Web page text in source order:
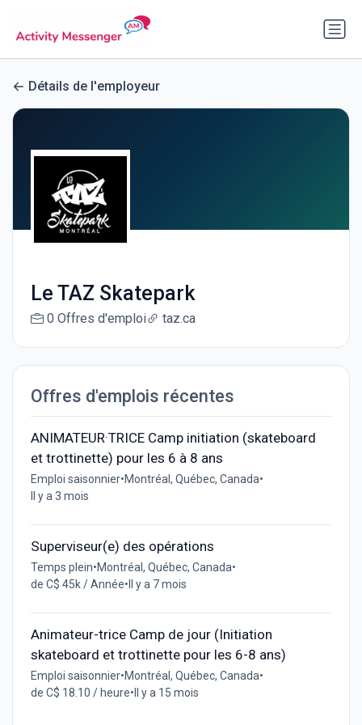
Détails de l'employeur
Le TAZ Skatepark
0 Offres d'emploi taz.ca
Offres d'emplois récentes
ANIMATEUR·TRICE Camp initiation (skateboard
et trottinette) pour les 6 à 8 ans
Emploi saisonnier•Montréal, Québec, Canada•
Il y a 3 mois
Superviseur(e) des opérations
Temps plein•Montréal, Québec, Canada•
de C$ 45k / Année• Il y a 7 mois
Animateur-trice Camp de jour (Initiation
skateboard et trottinette pour les 6-8 ans)
Emploi saisonnier•Montréal, Québec, Canada•
de C$ 18.10 / heure• Il y a 15 mois